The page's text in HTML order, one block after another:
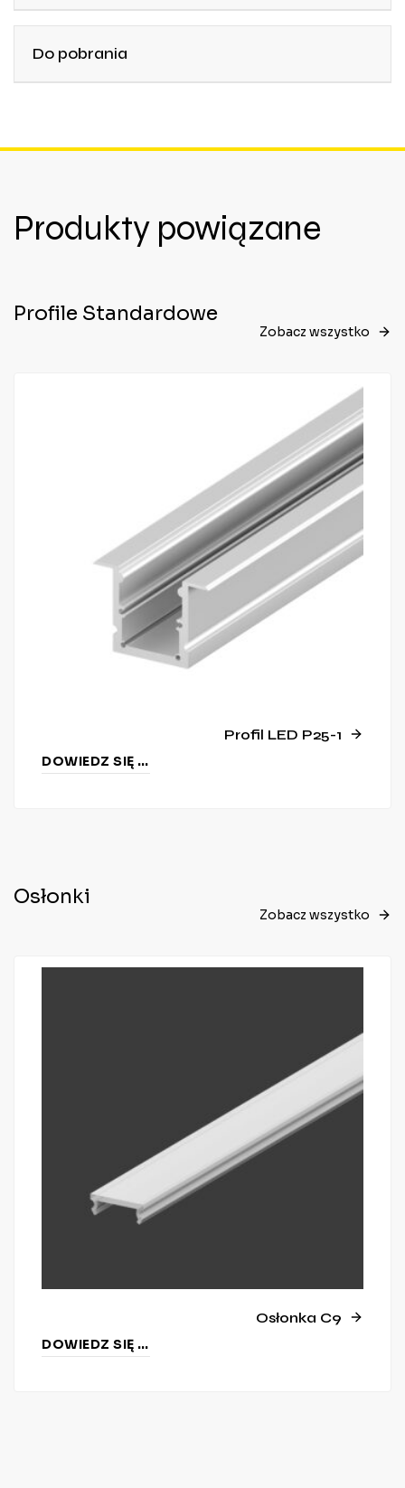
Do pobrania
Produkty powiązane
Profile Standardowe
Zobacz wszystko
Profil LED P25-1
DOWIEDZ SIĘ WIĘCEJ
Osłonki
Zobacz wszystko
Osłonka C9
DOWIEDZ SIĘ WIĘCEJ